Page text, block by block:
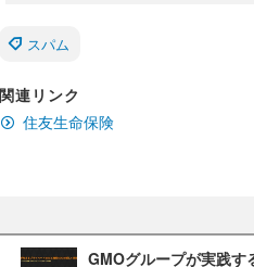
スパム
関連リンク
住友生命保険
GMOグループが実践す